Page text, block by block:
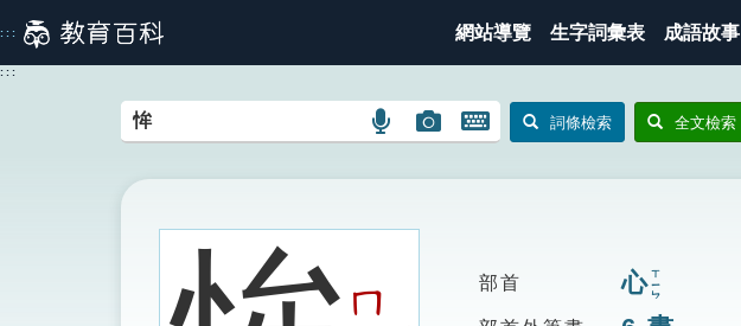
到
主
::: 網站導覽 生字詞彙表 成語故事
:::
語
搜
圖
圖
搜
開
鍵
詞條檢索 全文檢索
ㄇ
部首 心ㄒㄧㄣ